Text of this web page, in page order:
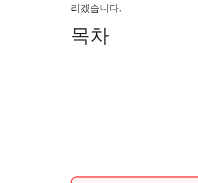
리겠습니다.
목차